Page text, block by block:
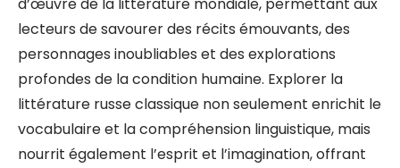
lecteurs de savourer des récits émouvants, des
personnages inoubliables et des explorations
profondes de la condition humaine. Explorer la
littérature russe classique non seulement enrichit le
vocabulaire et la compréhension linguistique, mais
nourrit également l’esprit et l’imagination, offrant